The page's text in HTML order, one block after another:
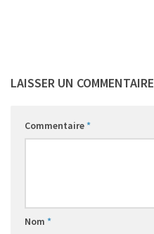
LAISSER UN COMMENTAIRE
Commentaire*
Nom *